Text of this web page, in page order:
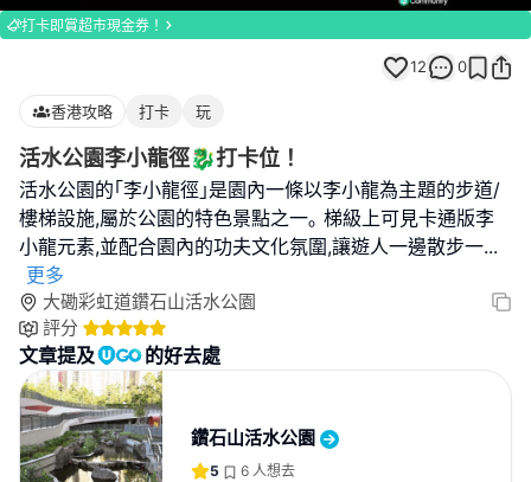
100.00%
打卡即賞超市現金券！
12 0
香港攻略 打卡 玩
活水公園李小龍徑🐉打卡位！
活水公園的｢李小龍徑｣是園內一條以李小龍為主題的步道/
樓梯設施,屬於公園的特色景點之一｡ 梯級上可見卡通版李
小龍元素,並配合園內的功夫文化氛圍,讓遊人一邊散步一...
更多
大磡彩虹道鑽石山活水公園
評分
文章提及 的好去處
鑽石山活水公園
5 6 人想去